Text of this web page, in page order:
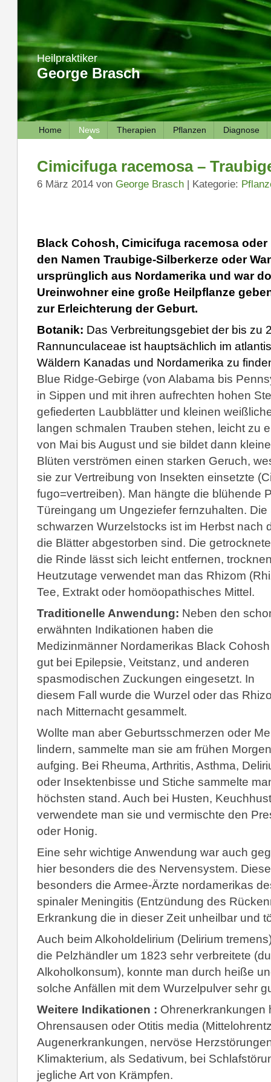
Heilpraktiker
George Brasch
Home News Therapien Pflanzen Diagnose
Cimicifuga racemosa –
6 März 2014 von George Brasch| Kategorie:
Black Cohosh, Cimicifuga racemosa
den Namen Traubige-Silberkerze oder
ursprünglich aus Nordamerika und war
Ureinwohner eine große Heilpflanze
zur Erleichterung der Geburt.
Botanik: Das Verbreitungsgebiet der bis zu
Rannunculaceae ist hauptsächlich im
Wäldern Kanadas und Nordamerika zu
Blue Ridge-Gebirge (von Alabama bis
in Sippen und mit ihren aufrechten hohen
gefiederten Laubblätter und kleinen
langen schmalen Trauben stehen, leicht zu
von Mai bis August und sie bildet dann
Blüten verströmen einen starken Geruch,
sie zur Vertreibung von Insekten einsetzte
fugo=vertreiben). Man hängte die blühende
Türeingang um Ungeziefer fernzuhalten.
schwarzen Wurzelstocks ist im Herbst nach
die Blätter abgestorben sind. Die
die Rinde lässt sich leicht entfernen,
Heutzutage verwendet man das Rhizom
Tee, Extrakt oder homöopathisches Mittel.
Traditionelle Anwendung: Neben den
erwähnten Indikationen haben die
Medizinmänner Nordamerikas Black Cohosh
gut bei Epilepsie, Veitstanz, und anderen
spasmodischen Zuckungen eingesetzt. In
diesem Fall wurde die Wurzel oder das
nach Mitternacht gesammelt.
Wollte man aber Geburtsschmerzen oder
lindern, sammelte man sie am frühen
aufging. Bei Rheuma, Arthritis, Asthma,
oder Insektenbisse und Stiche sammelte
höchsten stand. Auch bei Husten,
verwendete man sie und vermischte den
oder Honig.
Eine sehr wichtige Anwendung war auch
hier besonders die des Nervensystem.
besonders die Armee-Ärzte nordamerikas
spinaler Meningitis (Entzündung des
Erkrankung die in dieser Zeit unheilbar und
Auch beim Alkoholdelirium (Delirium
die Pelzhändler um 1823 sehr verbreitete
Alkoholkonsum), konnte man durch heiße
solche Anfällen mit dem Wurzelpulver sehr
Weitere Indikationen : Ohrenerkrankungen
Ohrensausen oder Otitis media
Augenerkrankungen, nervöse
Klimakterium, als Sedativum, bei
jegliche Art von Krämpfen.